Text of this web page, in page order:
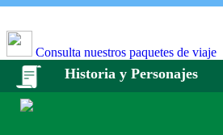
Consulta nuestros paquetes de viaje
Historia y Personajes